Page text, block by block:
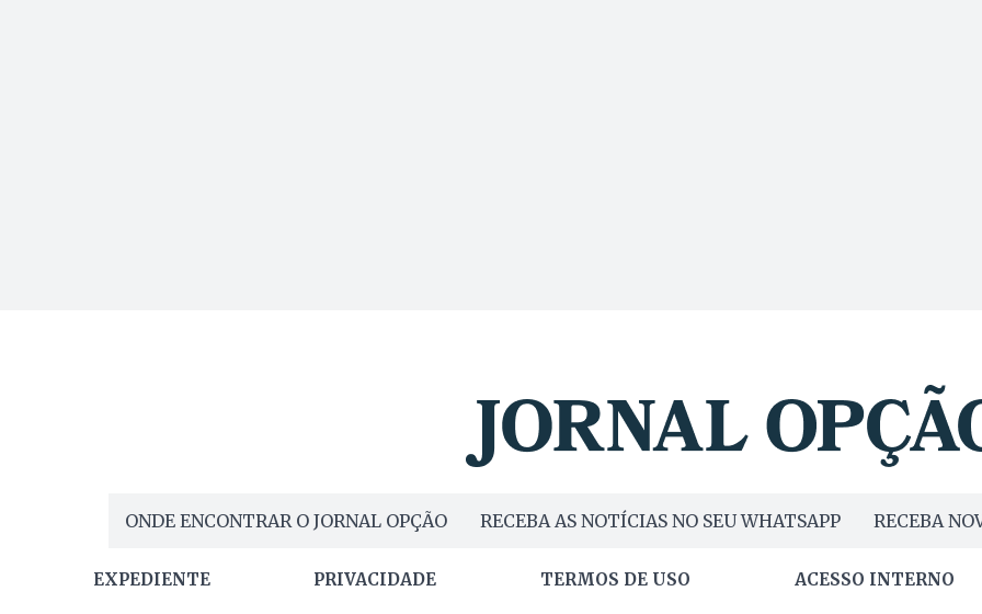
ONDE ENCONTRAR O JORNAL OPÇÃO RECEBA AS NOTÍCIAS NO SEU WHATSAPP RECEBA
EXPEDIENTE PRIVACIDADE TERMOS DE USO ACESSO INTERNO